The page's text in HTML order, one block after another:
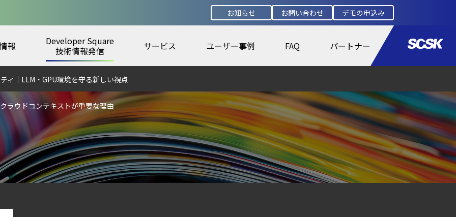
お知らせ お問い合わせ デモの申込み
報
Developer Square
技術情報発信
サービス ユーザー事例 FAQ パートナー
ドの弱点を可視化する新しいセキュリティ戦略
SysdigとSIEMの連携：Agent Local機能の実装ガイド
ィ｜LLM・GPU環境を守る新しい視点
6月
Falco を超える Sysdig Secure によるセキュリティの新常識
型脅威アクターが AI モデルの破壊を目的としたランサムウェアを展開
強化 第4回： Sysdig・JP1・Illumio連携における自動隔離検証 ―
敗しない統合プラットフォームの選び方
ラウドコンテキストが重要な理由